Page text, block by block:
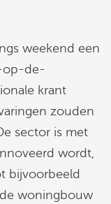
weekend een
op-de-
krant
zouden
sector is met
wordt,
bijvoorbeeld
woningbouw